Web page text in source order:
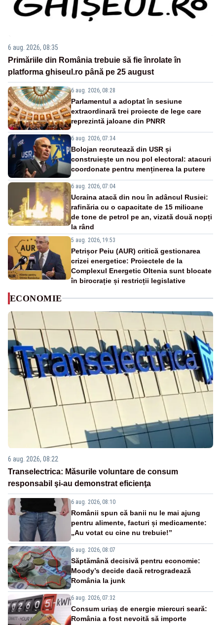
6 aug. 2026, 08:35
Primăriile din România trebuie să fie înrolate în
platforma ghiseul.ro până pe 25 august
6 aug. 2026, 08:28
Parlamentul a adoptat în sesiune
extraordinară trei proiecte de lege care
reprezintă jaloane din PNRR
6 aug. 2026, 07:34
Bolojan recrutează din USR și
construiește un nou pol electoral: atacuri
coordonate pentru menținerea la putere
6 aug. 2026, 07:04
Ucraina atacă din nou în adâncul Rusiei:
rafinăria cu o capacitate de 15 milioane
de tone de petrol pe an, vizată două nopți
la rând
5 aug. 2026, 19:53
Petrișor Peiu (AUR) critică gestionarea
crizei energetice: Proiectele de la
Complexul Energetic Oltenia sunt blocate
în birocrație și restricții legislative
ECONOMIE
6 aug. 2026, 08:22
Transelectrica: Măsurile voluntare de consum
responsabil şi-au demonstrat eficienţa
6 aug. 2026, 08:10
Românii spun că banii nu le mai ajung
pentru alimente, facturi și medicamente:
„Au votat cu cine nu trebuie!”
6 aug. 2026, 08:07
Săptămână decisivă pentru economie:
Moody’s decide dacă retrogradează
România la junk
6 aug. 2026, 07:32
Consum uriaș de energie miercuri seară:
România a fost nevoită să importe